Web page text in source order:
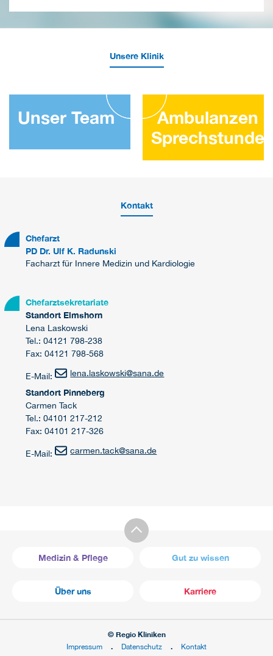
Unsere Klinik
Unser Team
Ambulanzen
Kontakt
Chefarzt
PD Dr. Ulf K. Radunski
Facharzt für Innere Medizin und Kardiologie
Chefarztsekretariate
Standort Elmshorn
Lena Laskowski
Tel.: 04121 798-238
Fax: 04121 798-568
E-Mail: lena.laskowski@sana.de
Standort Pinneberg
Carmen Tack
Tel.: 04101 217-212
Fax: 04101 217-326
E-Mail: carmen.tack@sana.de
Medizin & Pflege Gut zu wissen
Über uns Karriere
© Regio Kliniken
Impressum
Datenschutz Kontakt